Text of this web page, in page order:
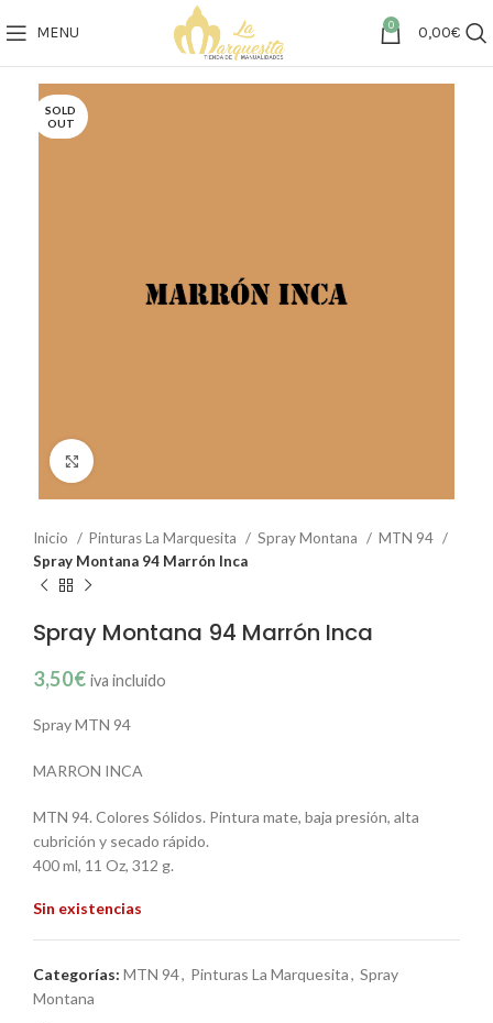
MENU 0 0,00€
SOLD
OUT
Inicio Pinturas La Marquesita Spray Montana
MTN 94
Spray Montana 94 Marrón Inca
Spray Montana 94 Marrón Inca
3,50€ iva incluido
Spray MTN 94
MARRON INCA
MTN 94. Colores Sólidos. Pintura mate, baja presión, alta
cubrición y secado rápido.
400 ml, 11 Oz, 312 g.
Sin existencias
Categorías: MTN 94, Pinturas La Marquesita, Spray
Montana